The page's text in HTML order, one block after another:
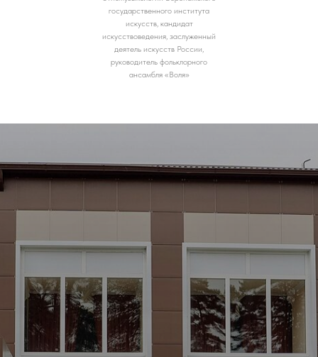
государственного института
искусств, кандидат
искусствоведения, заслуженный
деятель искусств России,
руководитель фольклорного
ансамбля «Воля»